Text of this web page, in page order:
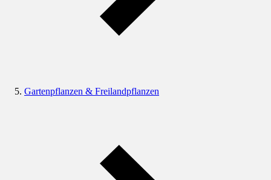
Gartenpflanzen & Freilandpflanzen